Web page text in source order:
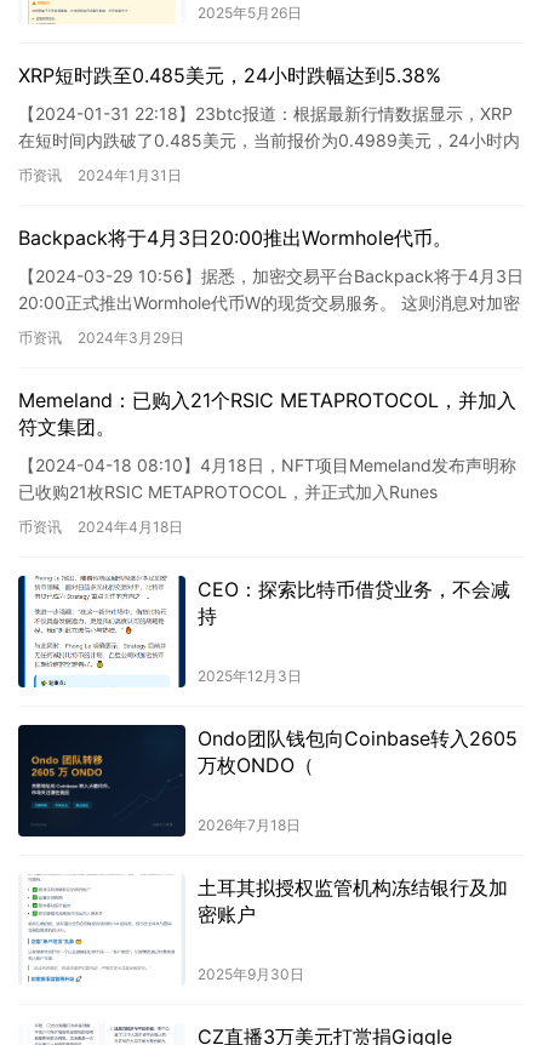
2025年5月26日
XRP短时跌至0.485美元，24小时跌幅达到5.38%
【2024-01-31 22:18】23btc报道：根据最新行情数据显示，XRP
在短时间内跌破了0.485美元，当前报价为0.4989美元，24小时内
跌幅达到了5.38%。行情波动…
币资讯 2024年1月31日
Backpack将于4月3日20:00推出Wormhole代币。
【2024-03-29 10:56】据悉，加密交易平台Backpack将于4月3日
20:00正式推出Wormhole代币W的现货交易服务。 这则消息对加密
货币行业将产生一定影响，具…
币资讯 2024年3月29日
Memeland：已购入21个RSIC METAPROTOCOL，并加入
符文集团。
【2024-04-18 08:10】4月18日，NFT项目Memeland发布声明称
已收购21枚RSIC METAPROTOCOL，并正式加入Runes
Collective（RS…
币资讯 2024年4月18日
CEO：探索比特币借贷业务，不会减
持
2025年12月3日
Ondo团队钱包向Coinbase转入2605
万枚ONDO（
2026年7月18日
土耳其拟授权监管机构冻结银行及加
密账户
2025年9月30日
CZ直播3万美元打赏捐Giggle